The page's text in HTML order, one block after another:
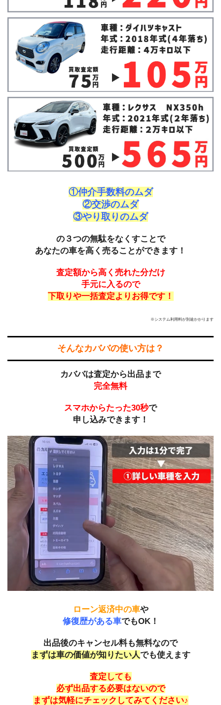
①仲介手数料のムダ
②交渉のムダ
③やり取りのムダ
の３つの無駄をなくすことで
あなたの車を高く売ることができます！
査定額から高く売れた分だけ
手元に入るので
下取りや一括査定よりお得です！
※システム利用料が別途かかります
そんなカババの使い方は？
カババは査定から出品まで
完全無料
スマホからたった30秒で
申し込みできます！
ローン返済中の車や
修復歴がある車でもOK！
出品後のキャンセル料も無料なので
まずは車の価値が知りたい人でも使えます
査定しても
必ず出品する必要はないので
まずは気軽にチェックしてみてください♪